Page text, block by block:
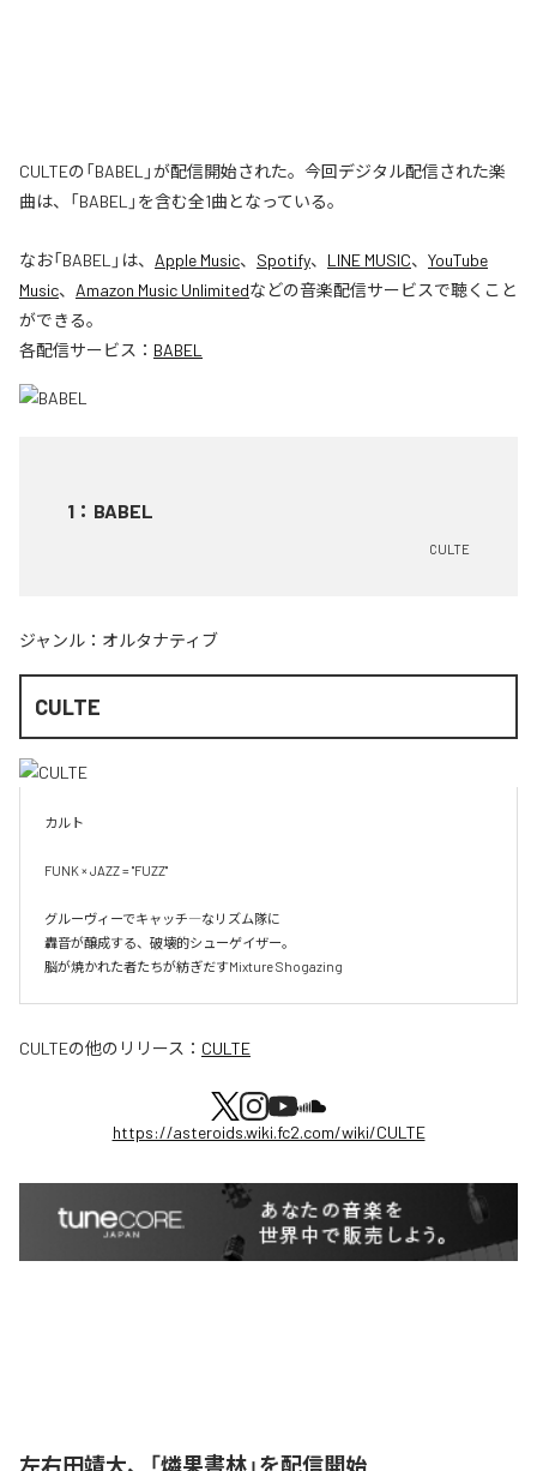
CULTEの「BABEL」が配信開始された。今回デジタル配信された楽
曲は、「BABEL」を含む全1曲となっている。
なお「BABEL 」は、 Apple Music、 Spotify、 LINE MUSIC、 YouTube
Music、 Amazon Music Unlimitedなどの音楽配信サービスで聴くこと
ができる。
各配信サービス： BABEL
1 ： BABEL
CULTE
ジャンル： オルタナティブ
CULTE
カルト
FUNK × JAZZ = "FUZZ"
グルーヴィーでキャッチ―なリズム隊に
轟音が醸成する、破壊的シューゲイザー。
脳が焼かれた者たちが紡ぎだすMixture Shogazing
CULTEの他のリリース： CULTE
https://asteroids.wiki.fc2.com/wiki/CULTE
左右田靖大、「燐果書林」を配信開始